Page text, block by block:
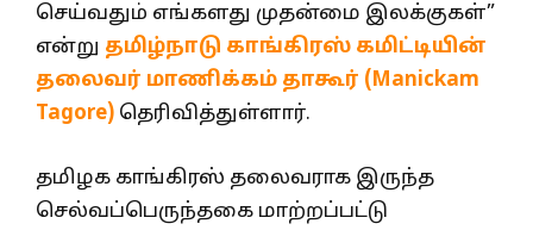
செய்வதும் எங்களது முதன்மை இலக்குகள்”
என்று தமிழ்நாடு காங்கிரஸ் கமிட்டியின்
தலைவர் மாணிக்கம் தாகூர் (Manickam
Tagore) தெரிவித்துள்ளார்.
தமிழக காங்கிரஸ் தலைவராக இருந்த
செல்வப்பெருந்தகை மாற்றப்பட்டு